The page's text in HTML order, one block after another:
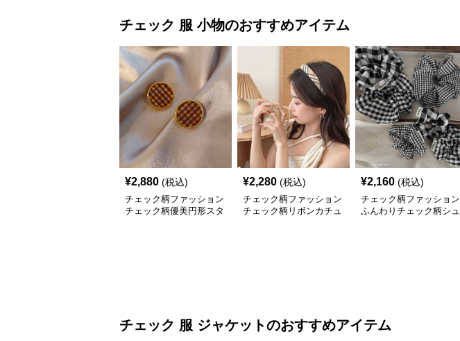
チェック 服 小物のおすすめアイテム
¥2,880 (税込)
チェック柄ファッション
チェック柄優美円形スタ
¥2,280 (税込)
チェック柄ファッション
チェック柄リボンカチュ
¥2,160 (税込)
チェック柄ファッション
ふんわりチェック柄シュ
チェック 服 ジャケットのおすすめアイテム